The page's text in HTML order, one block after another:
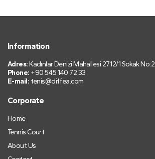
Information
Adres:Kadınlar Denizi Mahallesi 2712/1 Sokak No:2
Phone: +90 545 140 72 33
E-mail: tenis@diffea.com
Corporate
Home
Tennis Court
About Us